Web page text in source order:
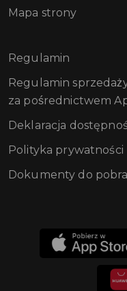
Mapa strony
Regulamin
Regulamin
za pośrednictwem
Deklaracja
Polityka prywatności
Dokumenty do